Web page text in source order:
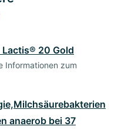
20 Gold
Informationen zum
anaerob bei 37